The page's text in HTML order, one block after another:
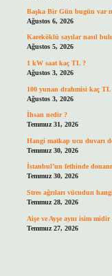
Başka Bir Gün bugün var
Ağustos 6, 2026
Kareköklü sayılar nasıl
Ağustos 5, 2026
1 kW saat kaç TL ?
Ağustos 3, 2026
100 yunan drahmisi kaç TL
Ağustos 3, 2026
İhsan nedir ?
Temmuz 31, 2026
Hangi matkap ucu duvarı
Temmuz 30, 2026
İstanbul’un fethinde
Temmuz 30, 2026
Stres ağrıları vücudun
Temmuz 28, 2026
Aişe ve Ayşe aynı isim midir
Temmuz 27, 2026